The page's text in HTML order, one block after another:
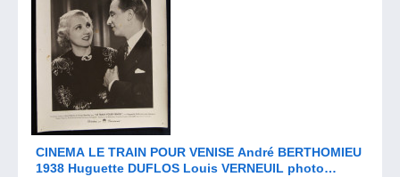
CINEMA LE TRAIN POUR VENISE André BERTHOMIEU
1938 Huguette DUFLOS Louis VERNEUIL photo